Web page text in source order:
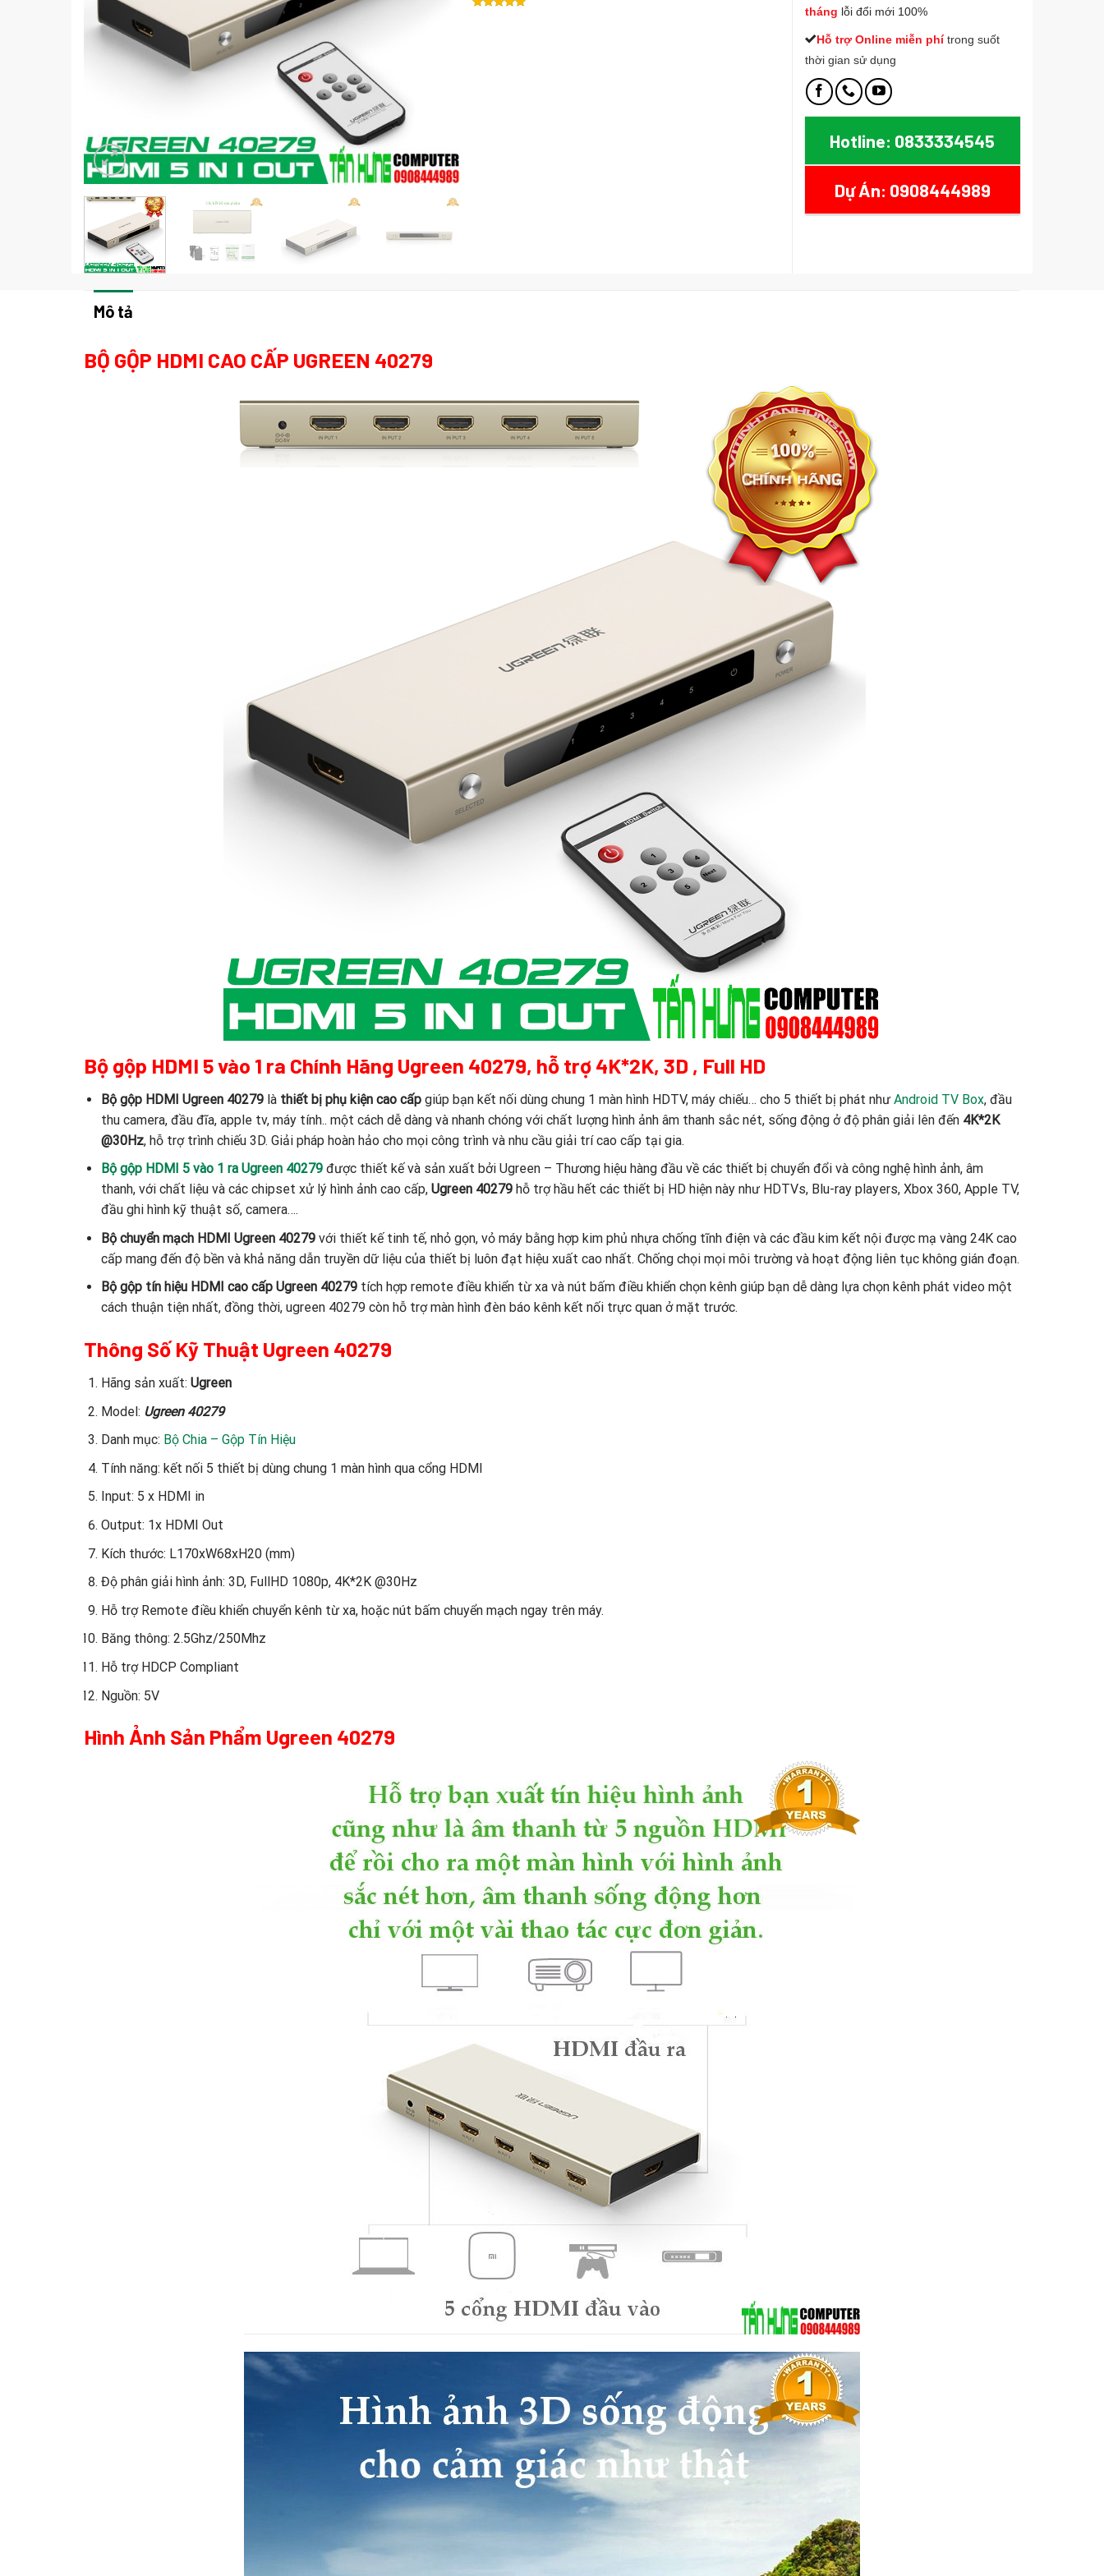
tháng lỗi đổi mới 100%
Hỗ trợ Online miễn phí trong suốt
thời gian sử dụng
Hotline: 0833334545
Dự Án: 0908444989
Mô tả
BỘ GỘP HDMI CAO CẤP UGREEN 40279
Bộ gộp HDMI 5 vào 1 ra Chính Hãng Ugreen 40279, hỗ trợ 4K*2K, 3D , Full HD
Bộ gộp HDMI Ugreen 40279là thiết bị phụ kiện cao cấpgiúp bạn kết nối dùng chung 1 màn hình HDTV, máy chiếu… cho 5 thiết bị phát như Android TV Box, đầu
thu camera, đầu đĩa, apple tv, máy tính.. một cách dễ dàng và nhanh chóng với chất lượng hình ảnh âm thanh sắc nét, sống động ở độ phân giải lên đến 4K*2K
@30Hz, hỗ trợ trình chiếu 3D. Giải pháp hoàn hảo cho mọi công trình và nhu cầu giải trí cao cấp tại gia.
Bộ gộp HDMI 5 vào 1 ra Ugreen 40279được thiết kế và sản xuất bởi Ugreen – Thương hiệu hàng đầu về các thiết bị chuyển đổi và công nghệ hình ảnh, âm
thanh, với chất liệu và các chipset xử lý hình ảnh cao cấp, Ugreen 40279hỗ trợ hầu hết các thiết bị HD hiện này như HDTVs, Blu-ray players, Xbox 360, Apple TV,
đầu ghi hình kỹ thuật số, camera….
Bộ chuyển mạch HDMI Ugreen 40279với thiết kế tinh tế, nhỏ gọn, vỏ máy bằng hợp kim phủ nhựa chống tĩnh điện và các đầu kim kết nội được mạ vàng 24K cao
cấp mang đến độ bền và khả năng dẫn truyền dữ liệu của thiết bị luôn đạt hiệu xuất cao nhất. Chống chọi mọi môi trường và hoạt động liên tục không gián đoạn.
Bộ gộp tín hiệu HDMI cao cấp Ugreen 40279tích hợp remote điều khiển từ xa và nút bấm điều khiển chọn kênh giúp bạn dễ dàng lựa chọn kênh phát video một
cách thuận tiện nhất, đồng thời, ugreen 40279 còn hỗ trợ màn hình đèn báo kênh kết nối trực quan ở mặt trước.
Thông Số Kỹ Thuật Ugreen 40279
Hãng sản xuất: Ugreen
Model: Ugreen 40279
Danh mục: Bộ Chia – Gộp Tín Hiệu
Tính năng: kết nối 5 thiết bị dùng chung 1 màn hình qua cổng HDMI
Input: 5 x HDMI in
Output: 1x HDMI Out
Kích thước: L170xW68xH20 (mm)
Độ phân giải hình ảnh: 3D, FullHD 1080p, 4K*2K @30Hz
Hỗ trợ Remote điều khiển chuyển kênh từ xa, hoặc nút bấm chuyển mạch ngay trên máy.
Băng thông: 2.5Ghz/250Mhz
Hỗ trợ HDCP Compliant
Nguồn: 5V
Hình Ảnh Sản Phẩm Ugreen 40279